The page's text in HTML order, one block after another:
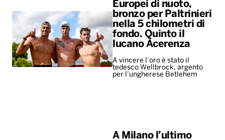
Europei di nuoto,
bronzo per Paltrinieri
nella 5 chilometri di
fondo. Quinto il
lucano Acerenza
A vincere l’oro è stato il
tedesco Wellbrock, argento
per l’ungherese Betlehem
A Milano l’ultimo